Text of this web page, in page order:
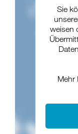
Sie
weisen
Mehr